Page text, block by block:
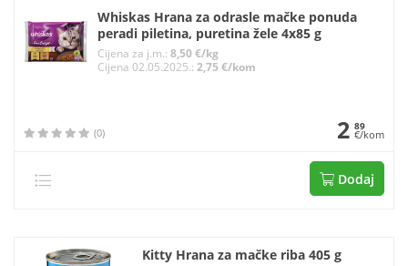
Whiskas Hrana za odrasle mačke ponuda
peradi piletina, puretina žele 4x85 g
Cijena za j.m.: 8,50 €/kg
Cijena 02.05.2025.: 2,75 €/kom
(0) 2 89
€/kom
Dodaj
Kitty Hrana za mačke riba 405 g